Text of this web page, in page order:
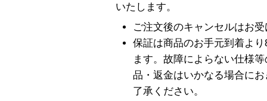
いたします。
ご注文後のキャンセルはお
保証は商品のお手元到着よ
ます。故障によらない仕様
品・返金はいかなる場合に
了承ください。